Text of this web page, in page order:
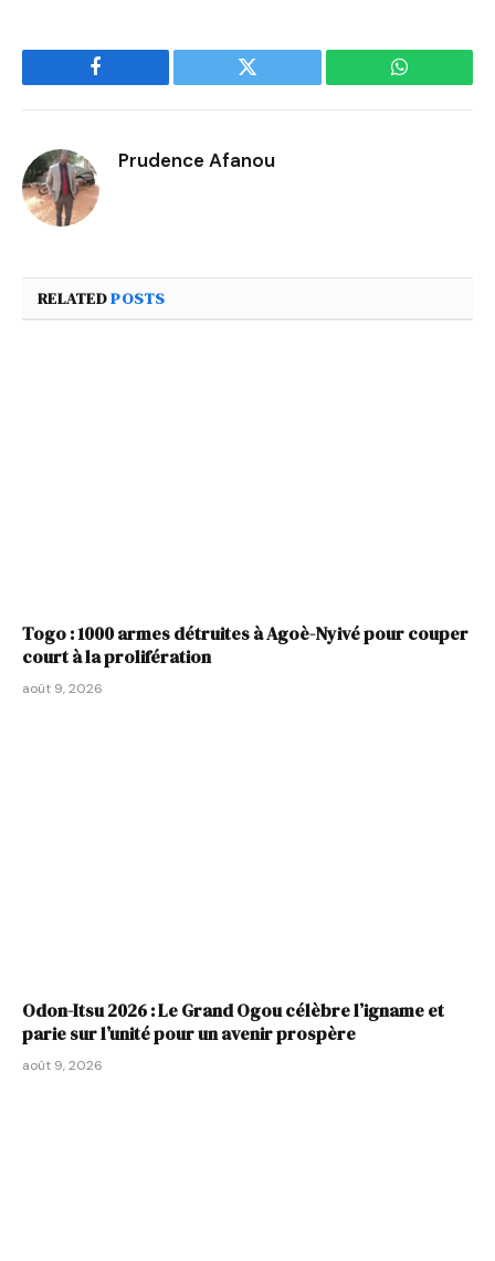
Facebook Twitter WhatsApp
Prudence Afanou
RELATEDPOSTS
Togo : 1000 armes détruites à Agoè-Nyivé pour couper
court à la prolifération
août 9, 2026
Odon-Itsu 2026 : Le Grand Ogou célèbre l’igname et
parie sur l’unité pour un avenir prospère
août 9, 2026